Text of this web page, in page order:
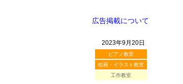
広告掲載について
2023年9月20日
ピアノ教室
絵画・イラスト教室
工作教室